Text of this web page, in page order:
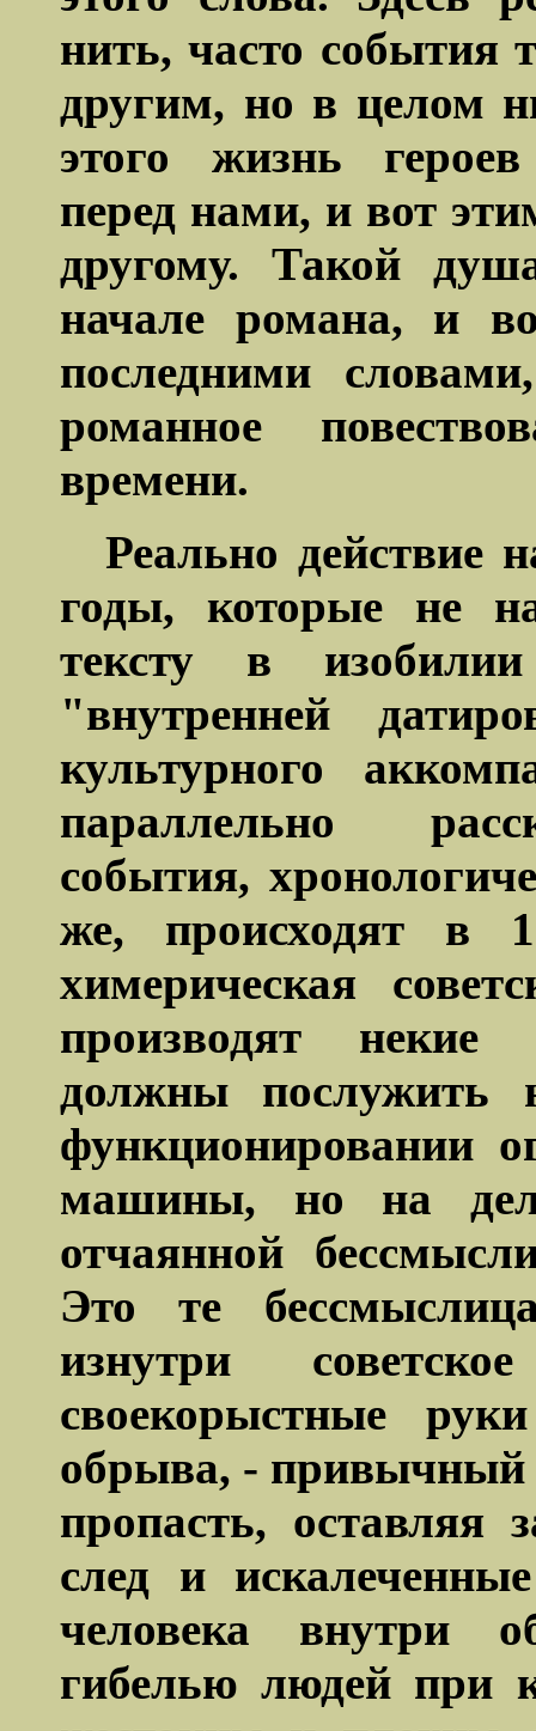
нить, часто события
другим, но в целом
этого жизнь
перед нами, и вот
другому. Такой
начале романа, и
последними
романное
времени.
Реально действие
годы, которые не
тексту в
"внутренней
культурного
параллельно
события,
же, происходят в
химерическая
производят
должны послужить
функционировании
машины, но на
отчаянной
Это те
изнутри
своекорыстные
обрыва, - привычный
пропасть, оставляя
след и
человека внутри
гибелью людей при